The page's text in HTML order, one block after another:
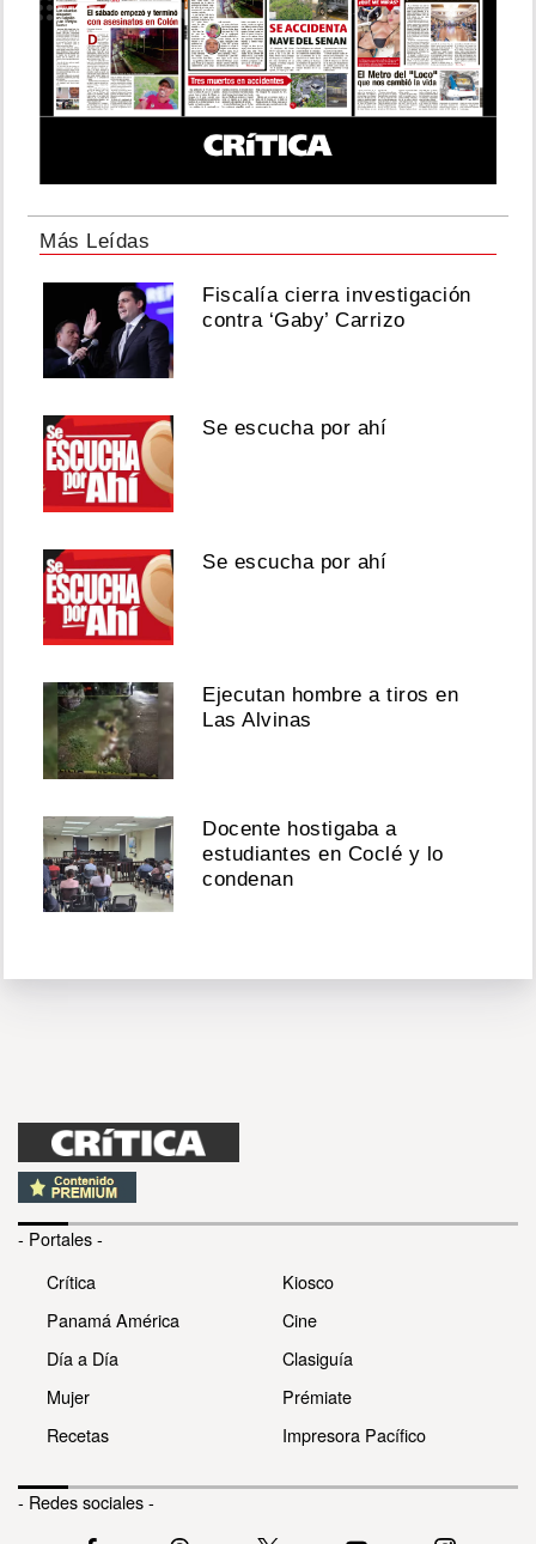
Más Leídas
Fiscalía cierra investigación
contra ‘Gaby’ Carrizo
Se escucha por ahí
Se escucha por ahí
Ejecutan hombre a tiros en
Las Alvinas
Docente hostigaba a
estudiantes en Coclé y lo
condenan
- Portales -
Crítica
Panamá América
Día a Día
Mujer
Recetas
Kiosco
Cine
Clasiguía
Prémiate
Impresora Pacífico
- Redes sociales -